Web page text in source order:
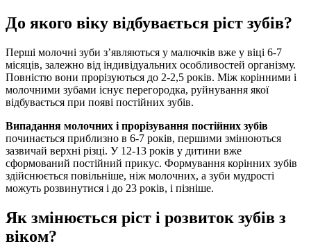
До якого віку відбувається ріст зубів?
Перші молочні зуби з’являються у малючків вже у віці 6-7
місяців, залежно від індивідуальних особливостей організму.
Повністю вони прорізуються до 2-2,5 років. Між корінними і
молочними зубами існує перегородка, руйнування якої
відбувається при появі постійних зубів.
Випадання молочних і прорізування постійних зубів
починається приблизно в 6-7 років, першими змінюються
зазвичай верхні різці. У 12-13 років у дитини вже
сформований постійний прикус. Формування корінних зубів
здійснюється повільніше, ніж молочних, а зуби мудрості
можуть розвинутися і до 23 років, і пізніше.
Як змінюється ріст і розвиток зубів з
віком?